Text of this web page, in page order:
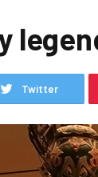
Twitter